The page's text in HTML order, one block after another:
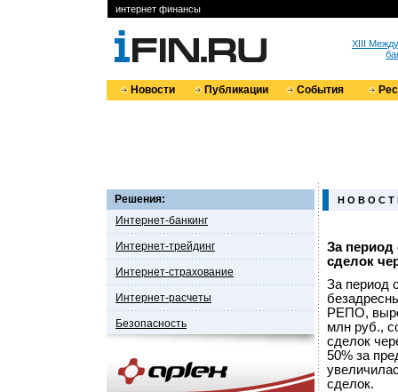
интернет финансы
XIII
Новости Публикации События
Решения:
Интернет-банкинг
Интернет-трейдинг
Интернет-страхование
Интернет-расчеты
Безопасность
Н О В О С Т
За период
сделок
За период
РЕПО,
млн руб.,
сделок
50% за
сделок.